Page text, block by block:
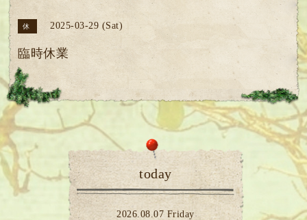
休 2025-03-29 (Sat)
臨時休業
today
2026.08.07 Friday